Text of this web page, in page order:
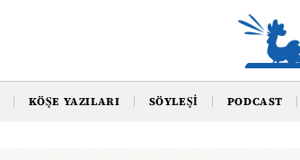
KÖŞE YAZILARI SÖYLEŞI PODCAST